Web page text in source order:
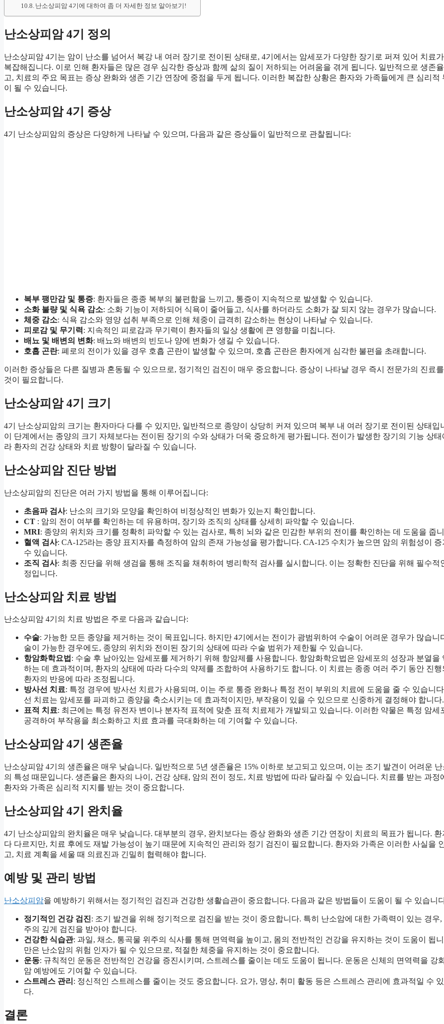
난소상피암 4기에 대하여 좀 더 자세한 정보 알아보기!
난소상피암 4기 정의
난소상피암 4기는 암이 난소를 넘어서 복강 내 여러 장기로 전이된 상태로, 4기에서는 암세포가 다양한 장기로 퍼져 있어 치료
복잡해집니다. 이로 인해 환자들은 많은 경우 심각한 증상과 함께 삶의 질이 저하되는 어려움을 겪게 됩니다. 일반적으로 생존
고, 치료의 주요 목표는 증상 완화와 생존 기간 연장에 중점을 두게 됩니다. 이러한 복잡한 상황은 환자와 가족들에게 큰 심리적
이 될 수 있습니다.
난소상피암 4기 증상
4기 난소상피암의 증상은 다양하게 나타날 수 있으며, 다음과 같은 증상들이 일반적으로 관찰됩니다:
복부 팽만감 및 통증: 환자들은 종종 복부의 불편함을 느끼고, 통증이 지속적으로 발생할 수 있습니다.
소화 불량 및 식욕 감소: 소화 기능이 저하되어 식욕이 줄어들고, 식사를 하더라도 소화가 잘 되지 않는 경우가 많습니다.
체중 감소: 식욕 감소와 영양 섭취 부족으로 인해 체중이 급격히 감소하는 현상이 나타날 수 있습니다.
피로감 및 무기력 : 지속적인 피로감과 무기력이 환자들의 일상 생활에 큰 영향을 미칩니다.
배뇨 및 배변의 변화: 배뇨와 배변의 빈도나 양에 변화가 생길 수 있습니다.
호흡 곤란: 폐로의 전이가 있을 경우 호흡 곤란이 발생할 수 있으며, 호흡 곤란은 환자에게 심각한 불편을 초래합니다.
이러한 증상들은 다른 질병과 혼동될 수 있으므로, 정기적인 검진이 매우 중요합니다. 증상이 나타날 경우 즉시 전문가의 진료
것이 필요합니다.
난소상피암 4기 크기
4기 난소상피암의 크기는 환자마다 다를 수 있지만, 일반적으로 종양이 상당히 커져 있으며 복부 내 여러 장기로 전이된 상태입
이 단계에서는 종양의 크기 자체보다는 전이된 장기의 수와 상태가 더욱 중요하게 평가됩니다. 전이가 발생한 장기의 기능 상태
라 환자의 건강 상태와 치료 방향이 달라질 수 있습니다.
난소상피암 진단 방법
난소상피암의 진단은 여러 가지 방법을 통해 이루어집니다:
초음파 검사: 난소의 크기와 모양을 확인하여 비정상적인 변화가 있는지 확인합니다.
CT : 암의 전이 여부를 확인하는 데 유용하며, 장기와 조직의 상태를 상세히 파악할 수 있습니다.
MRI: 종양의 위치와 크기를 정확히 파악할 수 있는 검사로, 특히 뇌와 같은 민감한 부위의 전이를 확인하는 데 도움을 줍
혈액 검사: CA-125라는 종양 표지자를 측정하여 암의 존재 가능성을 평가합니다. CA-125 수치가 높으면 암의 위험성이 증
수 있습니다.
조직 검사: 최종 진단을 위해 생검을 통해 조직을 채취하여 병리학적 검사를 실시합니다. 이는 정확한 진단을 위해 필수적
정입니다.
난소상피암 치료 방법
난소상피암 4기의 치료 방법은 주로 다음과 같습니다:
수술: 가능한 모든 종양을 제거하는 것이 목표입니다. 하지만 4기에서는 전이가 광범위하여 수술이 어려운 경우가 많습니
술이 가능한 경우에도, 종양의 위치와 전이된 장기의 상태에 따라 수술 범위가 제한될 수 있습니다.
항암화학요법 : 수술 후 남아있는 암세포를 제거하기 위해 항암제를 사용합니다. 항암화학요법은 암세포의 성장과 분열을
하는 데 효과적이며, 환자의 상태에 따라 다수의 약제를 조합하여 사용하기도 합니다. 이 치료는 종종 여러 주기 동안 진행
환자의 반응에 따라 조정됩니다.
방사선 치료: 특정 경우에 방사선 치료가 사용되며, 이는 주로 통증 완화나 특정 전이 부위의 치료에 도움을 줄 수 있습니
선 치료는 암세포를 파괴하고 종양을 축소시키는 데 효과적이지만, 부작용이 있을 수 있으므로 신중하게 결정해야 합니다.
표적 치료: 최근에는 특정 유전자 변이나 분자적 표적에 맞춘 표적 치료제가 개발되고 있습니다. 이러한 약물은 특정 암세
공격하여 부작용을 최소화하고 치료 효과를 극대화하는 데 기여할 수 있습니다.
난소상피암 4기 생존율
난소상피암 4기의 생존율은 매우 낮습니다. 일반적으로 5년 생존율은 15% 이하로 보고되고 있으며, 이는 조기 발견이 어려운
의 특성 때문입니다. 생존율은 환자의 나이, 건강 상태, 암의 전이 정도, 치료 방법에 따라 달라질 수 있습니다. 치료를 받는 과정
환자와 가족은 심리적 지지를 받는 것이 중요합니다.
난소상피암 4기 완치율
4기 난소상피암의 완치율은 매우 낮습니다. 대부분의 경우, 완치보다는 증상 완화와 생존 기간 연장이 치료의 목표가 됩니다. 환
다 다르지만, 치료 후에도 재발 가능성이 높기 때문에 지속적인 관리와 정기 검진이 필요합니다. 환자와 가족은 이러한 사실을
고, 치료 계획을 세울 때 의료진과 긴밀히 협력해야 합니다.
예방 및 관리 방법
난소상피암을 예방하기 위해서는 정기적인 검진과 건강한 생활습관이 중요합니다. 다음과 같은 방법들이 도움이 될 수 있습니
정기적인 건강 검진: 조기 발견을 위해 정기적으로 검진을 받는 것이 중요합니다. 특히 난소암에 대한 가족력이 있는 경우,
주의 깊게 검진을 받아야 합니다.
건강한 식습관: 과일, 채소, 통곡물 위주의 식사를 통해 면역력을 높이고, 몸의 전반적인 건강을 유지하는 것이 도움이 됩니
만은 난소암의 위험 인자가 될 수 있으므로, 적절한 체중을 유지하는 것이 중요합니다.
운동: 규칙적인 운동은 전반적인 건강을 증진시키며, 스트레스를 줄이는 데도 도움이 됩니다. 운동은 신체의 면역력을 강
암 예방에도 기여할 수 있습니다.
스트레스 관리 : 정신적인 스트레스를 줄이는 것도 중요합니다. 요가, 명상, 취미 활동 등은 스트레스 관리에 효과적일 수 있
다.
결론